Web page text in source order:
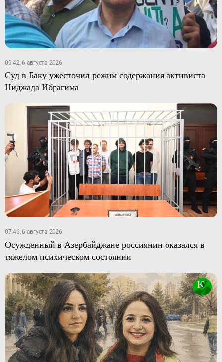
09:42, 6 августа 2026
Суд в Баку ужесточил режим содержания активиста
Ниджада Ибрагима
07:46, 6 августа 2026
Осужденный в Азербайджане россиянин оказался в
тяжелом психическом состоянии